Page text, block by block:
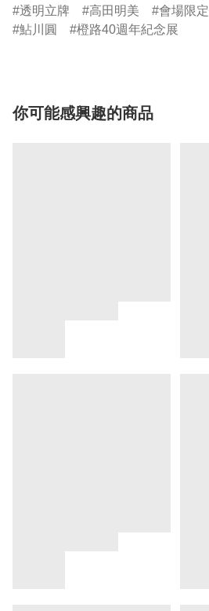
透明立牌
高田明美 會場限定
鮎川圓
橙路40週年紀念展
你可能感興趣的商品